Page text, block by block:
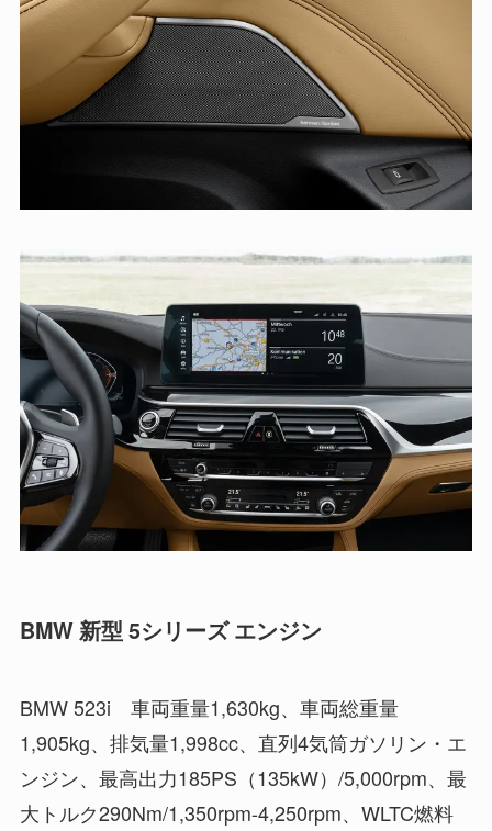
BMW 新型 5シリーズ エンジン
BMW 523i 車両重量1,630kg、車両総重量
1,905kg、排気量1,998cc、直列4気筒ガソリン・エ
ンジン、最高出力185PS（135kW）/5,000rpm、最
大トルク290Nm/1,350rpm-4,250rpm、WLTC燃料